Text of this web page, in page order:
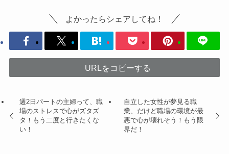
よかったらシェアしてね！
URLをコピーする
週2日パートの主婦って、職
場のストレスで心がズタズ
タ！もう二度と行きたくな
い！
自立した女性が夢見る職
業、だけど職場の環境が最
悪で心が壊れそう！もう限
界だ！